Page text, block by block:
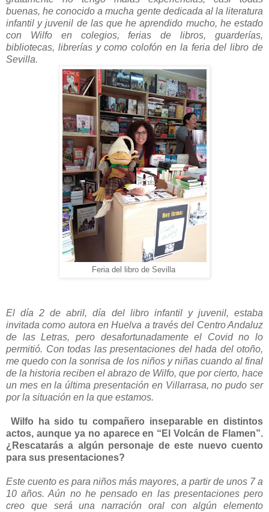
buenas, he conocido a mucha gente dedicada al la literatura
infantil y juvenil de las que he aprendido mucho, he estado
con Wilfo en colegios, ferias de libros, guarderías,
bibliotecas, librerías y como colofón en la feria del libro de
Sevilla.
Feria del libro de Sevilla
El día 2 de abril, día del libro infantil y juvenil, estaba
invitada como autora en Huelva a través del Centro Andaluz
de las Letras, pero desafortunadamente el Covid no lo
permitió. Con todas las presentaciones del hada del otoño,
me quedo con la sonrisa de los niños y niñas cuando al final
de la historia reciben el abrazo de Wilfo, que por cierto, hace
un mes en la última presentación en Villarrasa, no pudo ser
por la situación en la que estamos.
Wilfo ha sido tu compañero inseparable en distintos
actos, aunque ya no aparece en “El Volcán de Flamen”.
¿Rescatarás a algún personaje de este nuevo cuento
para sus presentaciones?
Este cuento es para niños más mayores, a partir de unos 7 a
10 años. Aún no he pensado en las presentaciones pero
creo que será una narración oral con algún elemento